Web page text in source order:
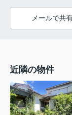
メールで共
近隣の物件